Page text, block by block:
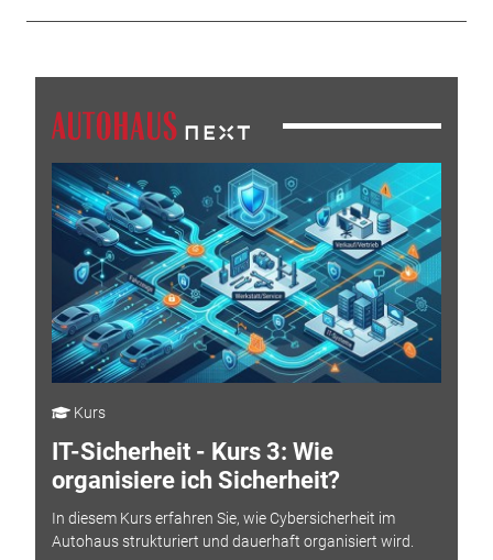
Kurs
IT-Sicherheit - Kurs 3: Wie
organisiere ich Sicherheit?
In diesem Kurs erfahren Sie, wie Cybersicherheit im
Autohaus strukturiert und dauerhaft organisiert wird.